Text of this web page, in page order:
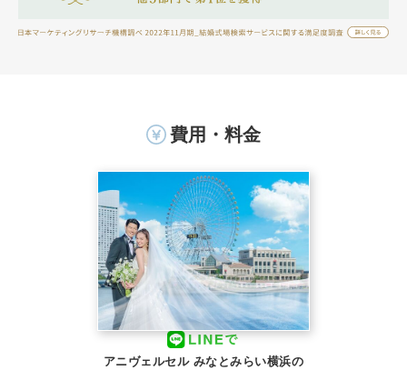
費用・料金
アニヴェルセル みなとみらい横浜の